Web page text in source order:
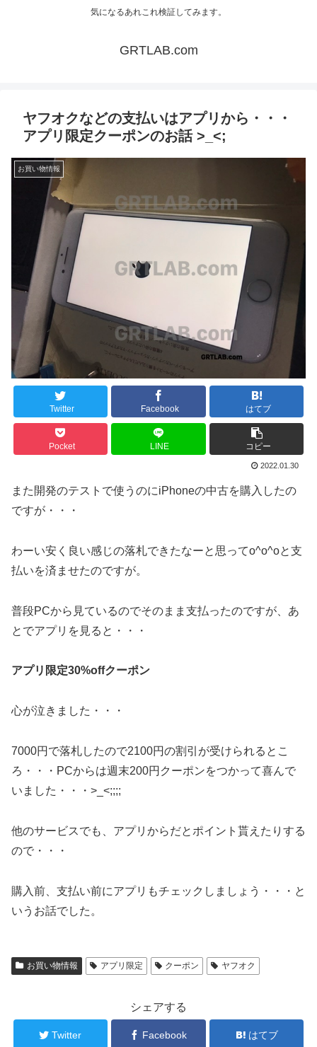
気になるあれこれ検証してみます。
GRTLAB.com
ヤフオクなどの支払いはアプリから・・・
アプリ限定クーポンのお話 >_<;
お買い物情報
Twitter Facebook はてブ
Pocket LINE コピー
2022.01.30
また開発のテストで使うのにiPhoneの中古を購入したの
ですが・・・
わーい安く良い感じの落札できたなーと思ってo^o^oと支
払いを済ませたのですが。
普段PCから見ているのでそのまま支払ったのですが、あ
とでアプリを見ると・・・
アプリ限定30%offクーポン
心が泣きました・・・
7000円で落札したので2100円の割引が受けられるとこ
ろ・・・PCからは週末200円クーポンをつかって喜んで
いました・・・>_<;;;;
他のサービスでも、アプリからだとポイント貰えたりする
ので・・・
購入前、支払い前にアプリもチェックしましょう・・・と
いうお話でした。
お買い物情報 アプリ限定 クーポン ヤフオク
シェアする
Twitter Facebook はてブ